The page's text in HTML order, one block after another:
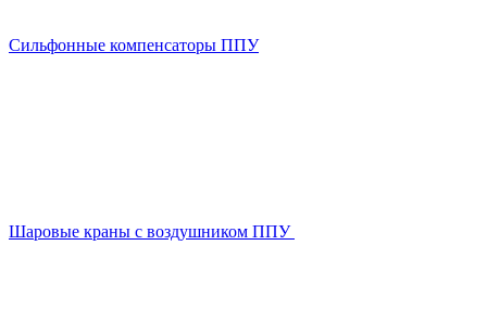
Сильфонные компенсаторы ППУ
Шаровые краны с воздушником ППУ